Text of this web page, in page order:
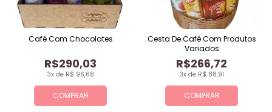
COMPRAR
3x de R$ 96,68
R$290,03
Café Com Chocolates
COMPRAR
3x de R$ 88,91
R$266,72
Cesta De Café Com Produtos
Variados